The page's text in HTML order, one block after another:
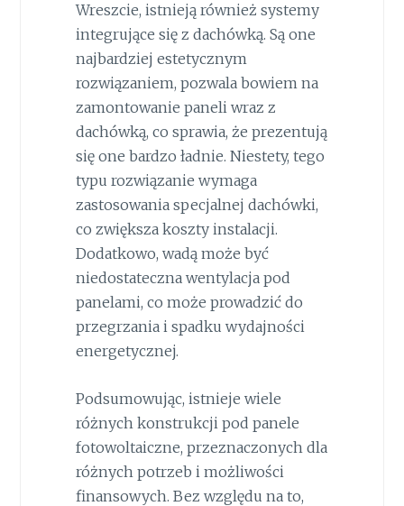
Wreszcie, istnieją również systemy
integrujące się z dachówką. Są one
najbardziej estetycznym
rozwiązaniem, pozwala bowiem na
zamontowanie paneli wraz z
dachówką, co sprawia, że prezentują
się one bardzo ładnie. Niestety, tego
typu rozwiązanie wymaga
zastosowania specjalnej dachówki,
co zwiększa koszty instalacji.
Dodatkowo, wadą może być
niedostateczna wentylacja pod
panelami, co może prowadzić do
przegrzania i spadku wydajności
energetycznej.
Podsumowując, istnieje wiele
różnych konstrukcji pod panele
fotowoltaiczne, przeznaczonych dla
różnych potrzeb i możliwości
finansowych. Bez względu na to,